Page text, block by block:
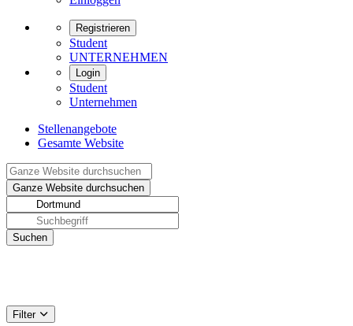
Registrieren
Student
UNTERNEHMEN
Login
Student
Unternehmen
Stellenangebote
Gesamte Website
Filter